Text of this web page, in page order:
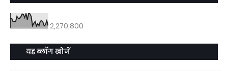
2,270,800
यह ब्लॉग खोजें